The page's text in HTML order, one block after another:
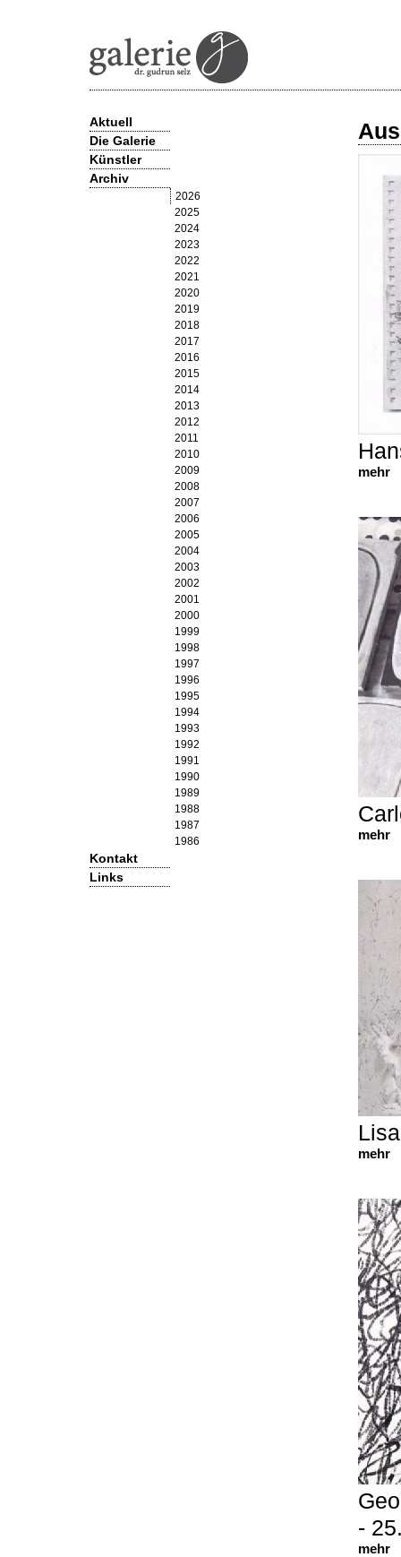
Aktuell
Die Galerie
Künstler
Barbara Armbruster
Hans-Matthäus Bachmayer
Hans-Bernhard Becker
Celia Brown
Lisa Enderli
Georg Frietzsche
James Geccelli
Jürgen Giersch
Jim Harris
Andrea Hess
Stefan Hösl
Susi Juvan
Alfons Lachauer
Ulrich Langenbach
Agnès Maes
Carlos Matter
Annette Merkenthaler
Ralph Merschmann
Hösl & Mihaljevic
Koho Mori-Newton
Cristina Ohlmer
Jean Pfaff
Hans Rath
Bettina Rave
Lola Renn
Achim Sakic
Klaus Schneider
Bernd Seegebrecht
Esther Strub
SUVAT
Peter Tollens
Archiv
2026
2025
2024
2023
2022
2021
2020
2019
2018
2017
2016
2015
2014
2013
2012
2011
2010
2009
2008
2007
2006
2005
2004
2003
2002
2001
2000
1999
1998
1997
1996
1995
1994
1993
1992
1991
1990
1989
1988
1987
1986
Kontakt
Links
mehr
mehr
mehr
-
mehr